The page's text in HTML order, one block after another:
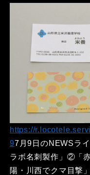
https://
97月9日のNEWSラ
ラボ名刺製作」②「
陽・川西でクマ目撃